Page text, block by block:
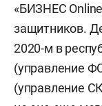
«БИЗНЕС
защитников.
2020-м в
(управление
(управление